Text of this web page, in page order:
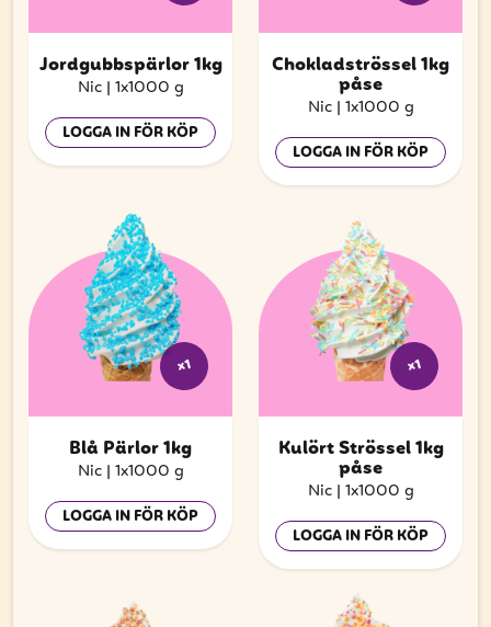
Jordgubbspärlor 1kg
Nic | 1x1000 g
LOGGA IN FÖR KÖP
Chokladströssel 1kg
påse
Nic | 1x1000 g
LOGGA IN FÖR KÖP
x1
Blå Pärlor 1kg
Nic | 1x1000 g
LOGGA IN FÖR KÖP
x1
Kulört Strössel 1kg
påse
Nic | 1x1000 g
LOGGA IN FÖR KÖP